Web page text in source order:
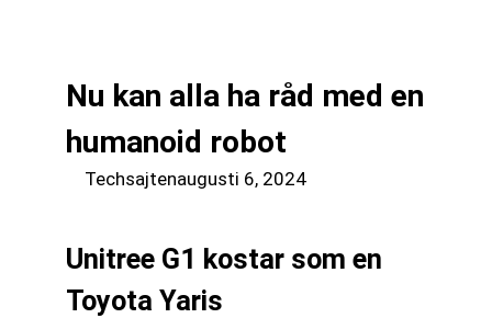
Nu kan alla ha råd med en
humanoid robot
Techsajtenaugusti 6, 2024
Unitree G1 kostar som en
Toyota Yaris